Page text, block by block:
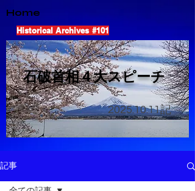
Home
Historical Archives #101
​石破首相４大スピーチ
2025.10.11記
記事